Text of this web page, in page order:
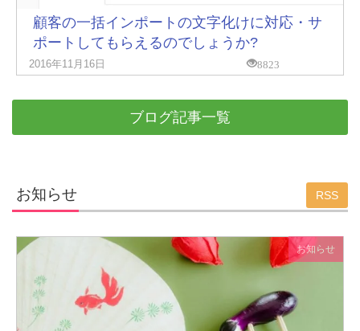
顧客の一括インポートの文字化けに対応・サ
ポートしてもらえるのでしょうか?
2016年11月16日 8823
ブログ記事一覧
お知らせ RSS
お知らせ